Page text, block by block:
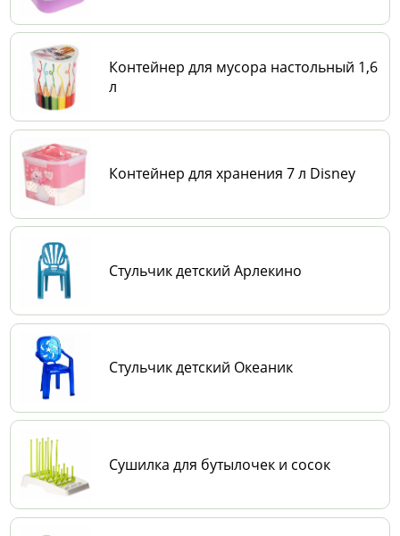
Контейнер для мусора настольный 1,6
л
Контейнер для хранения 7 л Disney
Стульчик детский Арлекино
Стульчик детский Океаник
Сушилка для бутылочек и сосок